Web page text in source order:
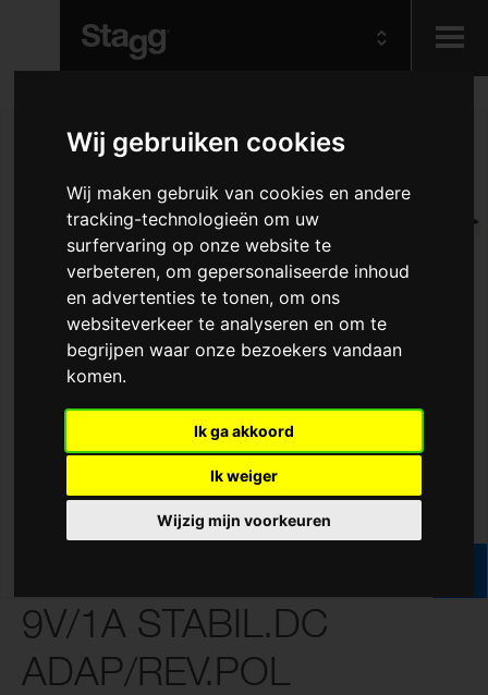
Wij gebruiken cookies
Wij maken gebruik van cookies en andere
tracking-technologieën om uw
surfervaring op onze website te
verbeteren, om gepersonaliseerde inhoud
en advertenties te tonen, om ons
websiteverkeer te analyseren en om te
begrijpen waar onze bezoekers vandaan
komen.
Ik ga akkoord
Ik weiger
Wijzig mijn voorkeuren
Audio &
Lighting
9V/1A STABIL.DC
ADAP/REV.POL